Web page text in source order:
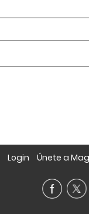
Login Únete a